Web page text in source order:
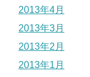
2013年4月
2013年3月
2013年2月
2013年1月